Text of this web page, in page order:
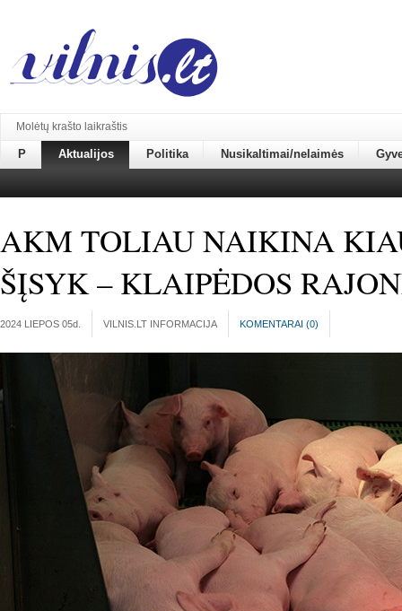
Molėtų krašto laikraštis
P Aktualijos Politika Nusikaltimai/nelaimės
AKM TOLIAU NAIKINA
ŠĮSYK – KLAIPĖDOS
2024 LIEPOS 05d. VILNIS.LT INFORMACIJA KOMENTARAI (0)